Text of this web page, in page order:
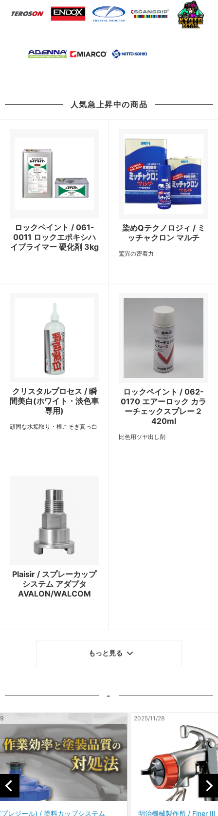
人気急上昇中の商品
ロックペイント / 061-
0011 ロックエポキシハ
イプライマー 硬化剤 3kg
染めQテクノロジィ / ミ
ッチャクロン マルチ
驚異の密着力
クリスタルプロセス / 瞬
間美白(ホワイト・淡色車
専用)
頑固な水垢取り・根こそぎ真っ白
ロックペイント / 062-
0170 エアーロック カラ
ーチェックスプレー２
420ml
比色用ツヤ出し剤
Plaisir / スプレーカップ
システム アダプタ
AVALON/WALCOM
もっと見る
-
明治機械製作所 / Finer Ⅲ スプレーガン 新発
コバ